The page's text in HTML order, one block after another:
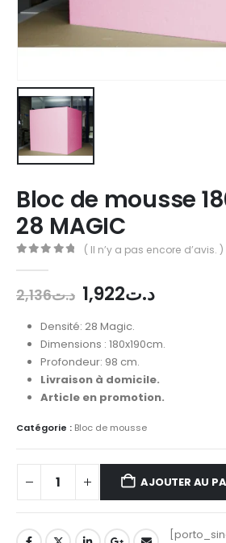
Bloc de mousse
28 MAGIC
( Il n’y a pas encore d’avis. )
د.ت2,136 د.ت1,922
Densité: 28 Magic.
Dimensions : 180x190cm.
Profondeur: 98 cm.
Livraison à domicile.
Article en promotion.
Catégorie : Bloc de mousse
AJOUTER AU